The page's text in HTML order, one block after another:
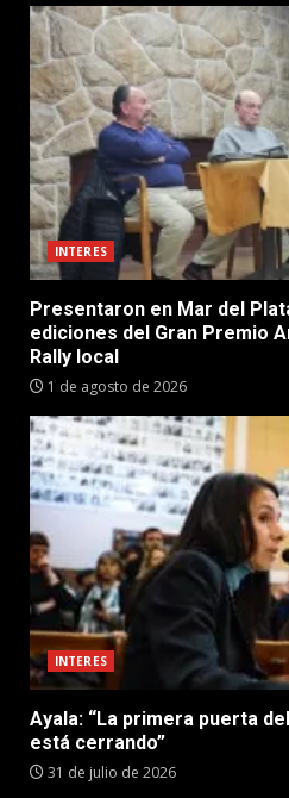
INTERES
Presentaron en Mar del
ediciones del Gran Premio
Rally local
1 de agosto de 2026
INTERES
Ayala: “La primera puerta
está cerrando”
31 de julio de 2026